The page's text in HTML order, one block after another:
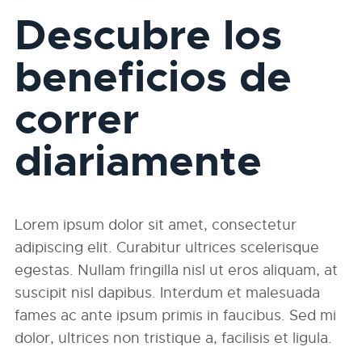
Descubre los
beneficios de
correr
diariamente
Lorem ipsum dolor sit amet, consectetur
adipiscing elit. Curabitur ultrices scelerisque
egestas. Nullam fringilla nisl ut eros aliquam, at
suscipit nisl dapibus. Interdum et malesuada
fames ac ante ipsum primis in faucibus. Sed mi
dolor, ultrices non tristique a, facilisis et ligula.